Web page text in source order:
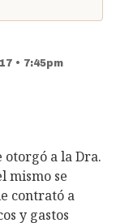
• 7:45pm
otorgó a la Dra.
mismo se
contrató a
y gastos